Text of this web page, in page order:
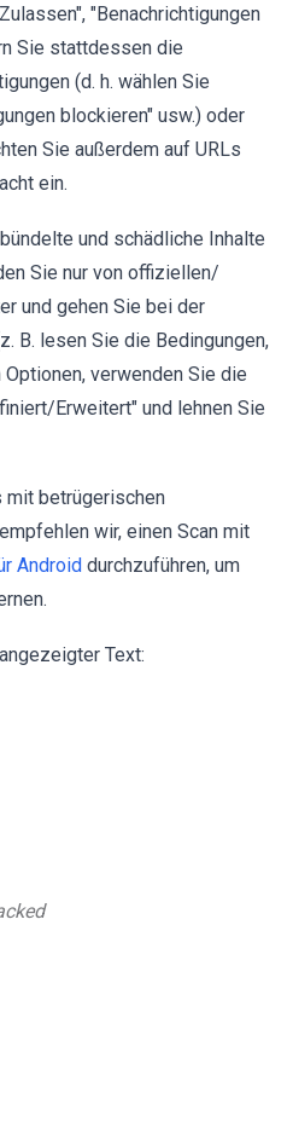
"Benachrichtigungen
Sie stattdessen die
(d. h. wählen Sie
blockieren" usw.) oder
Sie außerdem auf URLs
ein.
und schädliche Inhalte
Sie nur von offiziellen/
und gehen Sie bei der
B. lesen Sie die Bedingungen,
verwenden Sie die
Erweitert" und lehnen Sie
mit betrügerischen
wir, einen Scan mit
Android durchzuführen, um
Text: